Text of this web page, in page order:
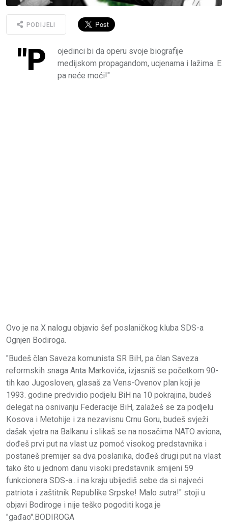
PODIJELI
"P
ojedinci bi da operu svoje biografije
medijskom propagandom, ucjenama i lažima. E
pa neće moći!"
Ovo je na X nalogu objavio šef poslaničkog kluba SDS-a
Ognjen Bodiroga.
"Budeš član Saveza komunista SR BiH, pa član Saveza
reformskih snaga Anta Markovića, izjasniš se početkom 90-
tih kao Jugosloven, glasaš za Vens-Ovenov plan koji je
1993. godine predvidio podjelu BiH na 10 pokrajina, budeš
delegat na osnivanju Federacije BiH, zalažeš se za podjelu
Кosova i Metohije i za nezavisnu Crnu Goru, budeš svježi
dašak vjetra na Balkanu i slikaš se na nosačima NATO aviona,
dođeš prvi put na vlast uz pomoć visokog predstavnika i
postaneš premijer sa dva poslanika, dođeš drugi put na vlast
tako što u jednom danu visoki predstavnik smijeni 59
funkcionera SDS-a...i na kraju ubijediš sebe da si najveći
patriota i zaštitnik Republike Srpske! Malo sutra!" stoji u
objavi Bodiroge i nije teško pogoditi koga je
"gađao".BODIROGA